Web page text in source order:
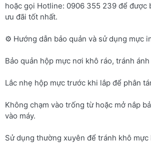
hoặc gọi Hotline: 0906 355 239 để được
ưu đãi tốt nhất.
⚙️ Hướng dẫn bảo quản và sử dụng mực
Bảo quản hộp mực nơi khô ráo, tránh
Lắc nhẹ hộp mực trước khi lắp để phân
Không chạm vào trống từ hoặc mở nắp
vào máy.
Sử dụng thường xuyên để tránh khô mực